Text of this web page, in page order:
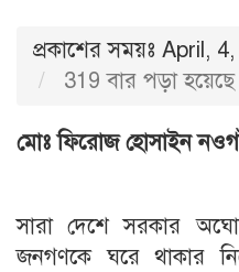
প্রকাশের সময়ঃ April,
319 বার পড়া হয়েছে
মোঃ ফিরোজ হোসাইন নওগাঁ
সারা দেশে সরকার
জনগণকে ঘরে থাকার